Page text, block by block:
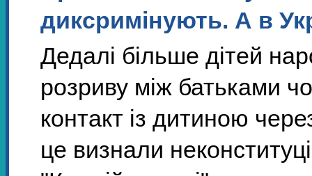
диксримінують. А в
Дедалі більше дітей
розриву між батьками
контакт із дитиною
це визнали